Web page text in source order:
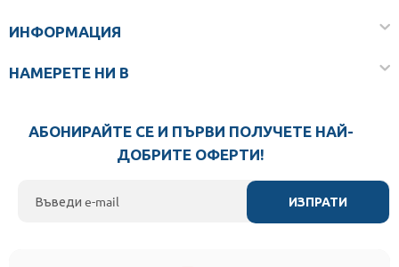
ИНФОРМАЦИЯ
НАМЕРЕТЕ НИ В
АБОНИРАЙТЕ СЕ И ПЪРВИ ПОЛУЧЕТЕ НАЙ-
ДОБРИТЕ ОФЕРТИ!
ИЗПРАТИ